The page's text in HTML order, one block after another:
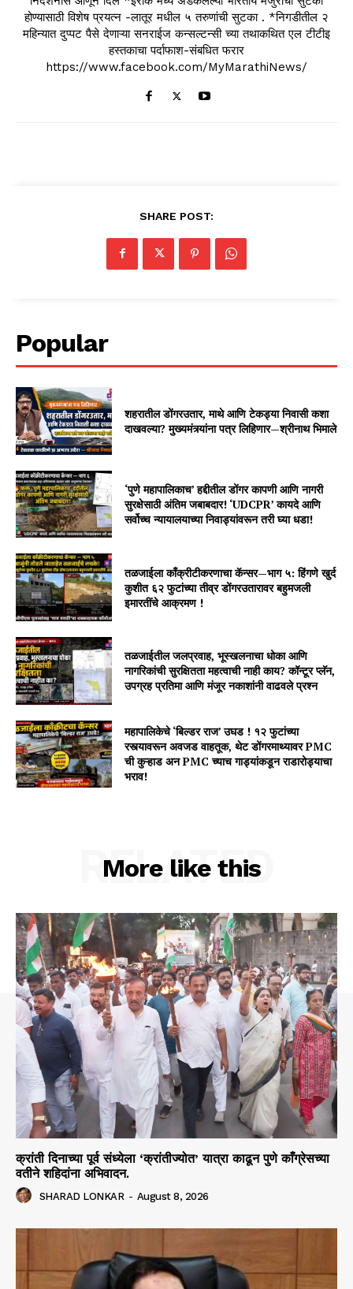
होण्यासाठी विशेष प्रयत्न -लातूर मधील ५ तरुणांची सुटका . *निगडीतील २
महिन्यात दुप्पट पैसे देणाऱ्या सनराईज कन्सल्टन्सी च्या तथाकथित एल टीटीइ
हस्तकाचा पर्दाफाश-संबधित फरार
https://www.facebook.com/MyMarathiNews/
SHARE POST:
Popular
शहरातील डोंगरउतार, माथे आणि टेकड्या निवासी कशा
दाखवल्या? मुख्यमंत्र्यांना पत्र लिहिणार—श्रीनाथ भिमाले
‘पुणे महापालिकाच’ हद्दीतील डोंगर कापणी आणि नागरी
सुरक्षेसाठी अंतिम जबाबदार! ‘UDCPR’ कायदे आणि
सर्वोच्च न्यायालयाच्या निवाड्यांवरून तरी घ्या धडा!
तळजाईला काँक्रीटीकरणाचा कॅन्सर—भाग ५: हिंगणे खुर्द
कुशीत ६२ फुटांच्या तीव्र डोंगरउतारावर बहुमजली
इमारतींचे आक्रमण !
तळजाईतील जलप्रवाह, भूस्खलनाचा धोका आणि
नागरिकांची सुरक्षितता महत्वाची नाही काय? कॉन्टूर प्लॅन,
उपग्रह प्रतिमा आणि मंजूर नकाशांनी वाढवले प्रश्न
महापालिकेचे ‘बिल्डर राज’ उघड ! १२ फुटांच्या
रस्त्यावरून अवजड वाहतूक, थेट डोंगरमाथ्यावर PMC
ची कुऱ्हाड अन PMC च्याच गाड्यांकडून राडारोड्याचा
भराव!
More like this
RELATED
क्रांती दिनाच्या पूर्व संध्येला ‘क्रांतीज्योत’ यात्रा काढून पुणे काँग्रेसच्या
वतीने शहिदांना अभिवादन.
SHARAD LONKAR - August 8, 2026